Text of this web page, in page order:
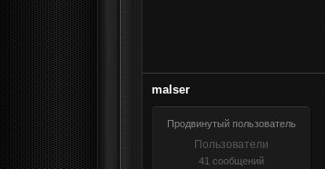
malser
Продвинутый пользователь
Пользователи
41 сообщений